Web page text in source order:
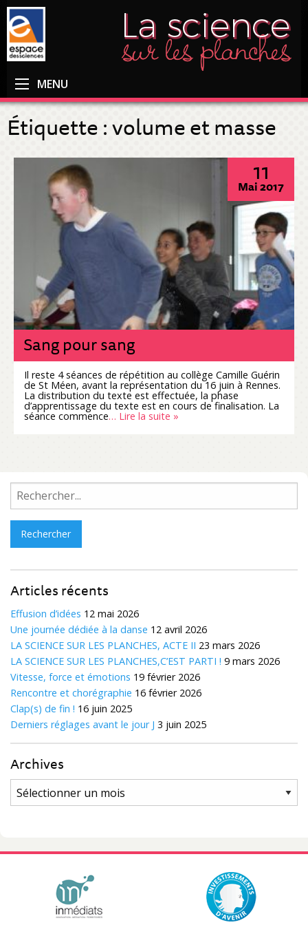
MENU
Étiquette :volume et masse
11
Mai 2017
Sang pour sang
Il reste 4 séances de répétition au collège Camille Guérin
de St Méen, avant la représentation du 16 juin à Rennes.
La distribution du texte est effectuée, la phase
d’apprentissage du texte est en cours de finalisation. La
séance commence… Lire la suite »
Rechercher :
Articles récents
Effusion d’idées 12 mai 2026
Une journée dédiée à la danse 12 avril 2026
LA SCIENCE SUR LES PLANCHES, ACTE II 23 mars 2026
LA SCIENCE SUR LES PLANCHES,C’EST PARTI ! 9 mars 2026
Vitesse, force et émotions 19 février 2026
Rencontre et chorégraphie 16 février 2026
Clap(s) de fin ! 16 juin 2025
Derniers réglages avant le jour J 3 juin 2025
Archives
Archives